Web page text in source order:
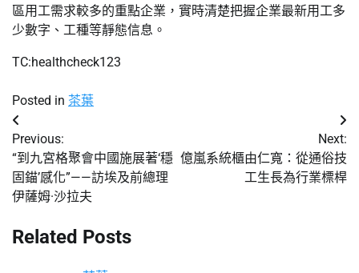
區用工需求較多的重點企業，實時清楚把握企業最新用工多
少數字、工種等靜態信息。
TC:healthcheck123
Posted in 茶葉
文
章
導
覽
Previous:
“到九宮格聚會中國施展著‘穩
固錨’感化”——訪埃及前總理
伊薩姆·沙拉夫
Next:
億嵐系統櫃由仁寬：從通俗技
工生長為行業標桿
Related Posts